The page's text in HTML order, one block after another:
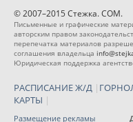
© 2007–2015 Стежка. COM.
Письменные и графические
авторским правом
перепечатка материалов
соглашения владельца
Юридическая поддержка
РАСПИСАНИЕ Ж/Д |
КАРТЫ |
Размещение рекламы